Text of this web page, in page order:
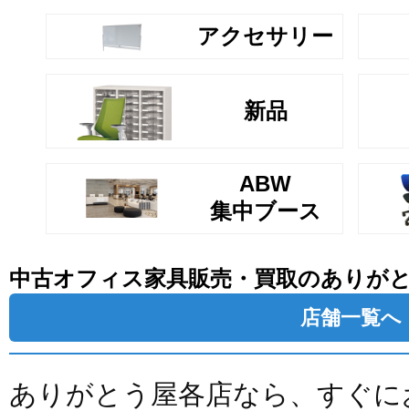
アクセサリー
新品
ABW
集中ブース
中古オフィス家具販売・買取のありが
店舗一覧へ
ありがとう屋各店なら、すぐ